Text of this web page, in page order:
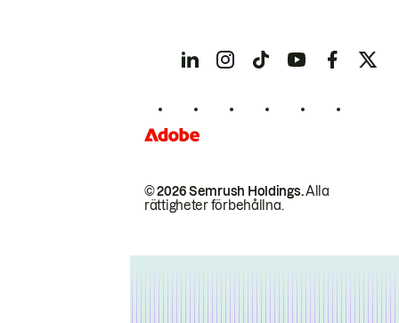
© 2026 Semrush Holdings.Alla
rättigheter förbehållna.